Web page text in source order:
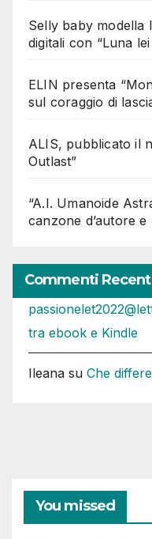
Selly baby modella
digitali con “Luna
ELIN presenta
sul coraggio di
ALIS, pubblicato il
Outlast”
“A.I. Umanoide
canzone d’autore
Commenti
tra ebook e Kindle
Ileana su Che
You missed